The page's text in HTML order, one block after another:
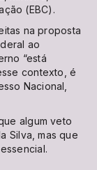
(EBC).
na proposta
ao
“está
contexto, é
Nacional,
algum veto
Silva, mas que